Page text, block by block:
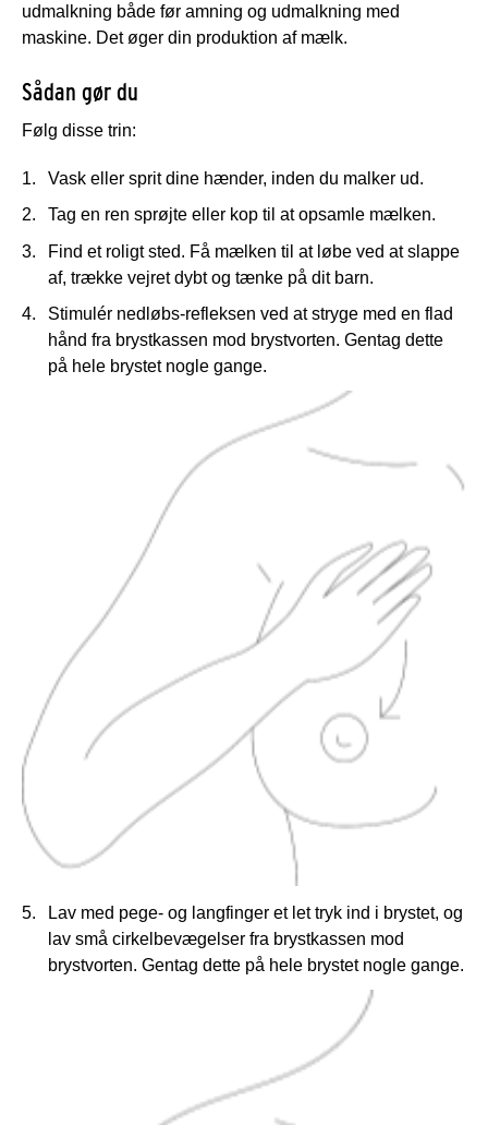
udmalkning både før amning og udmalkning med
maskine. Det øger din produktion af mælk.
Sådan gør du
Følg disse trin:
Vask eller sprit dine hænder, inden du malker ud.
Tag en ren sprøjte eller kop til at opsamle mælken.
Find et roligt sted. Få mælken til at løbe ved at slappe
af, trække vejret dybt og tænke på dit barn.
Stimulér nedløbs-refleksen ved at stryge med en flad
hånd fra brystkassen mod brystvorten. Gentag dette
på hele brystet nogle gange.
Lav med pege- og langfinger et let tryk ind i brystet, og
lav små cirkelbevægelser fra brystkassen mod
brystvorten. Gentag dette på hele brystet nogle gange.